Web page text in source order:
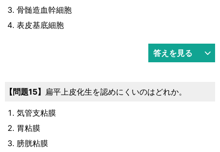
骨髄造血幹細胞
表皮基底細胞
答えを見る
問題15 扁平上皮化生を認めにくいのはどれか。
気管支粘膜
胃粘膜
膀胱粘膜